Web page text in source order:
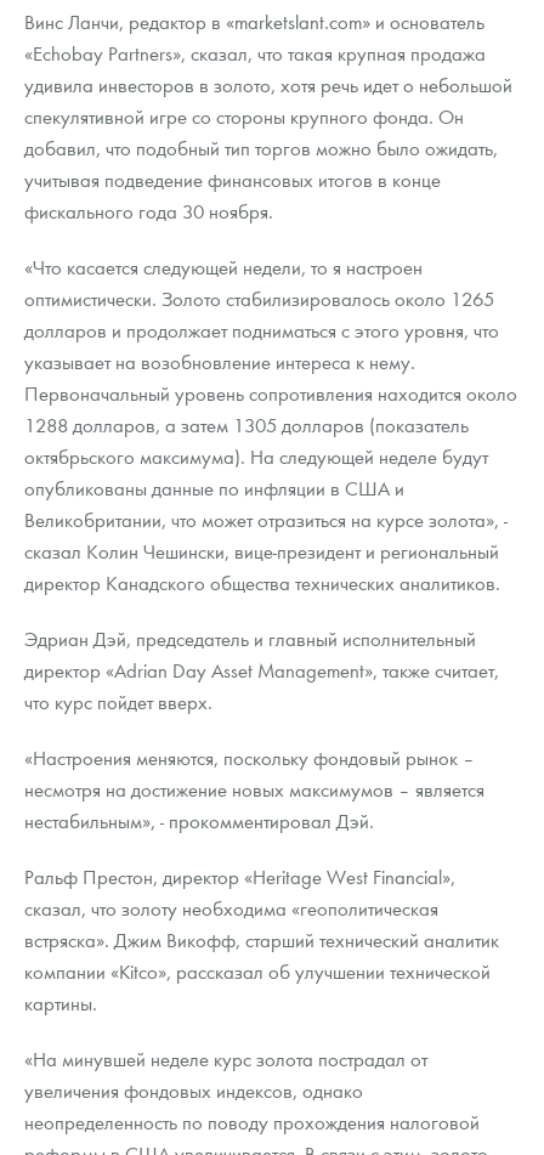
Винс Ланчи, редактор в «marketslant.com» и основатель
«Echobay Partners», сказал, что такая крупная продажа
удивила инвесторов в золото, хотя речь идет о небольшой
спекулятивной игре со стороны крупного фонда. Он
добавил, что подобный тип торгов можно было ожидать,
учитывая подведение финансовых итогов в конце
фискального года 30 ноября.
«Что касается следующей недели, то я настроен
оптимистически. Золото стабилизировалось около 1265
долларов и продолжает подниматься с этого уровня, что
указывает на возобновление интереса к нему.
Первоначальный уровень сопротивления находится около
1288 долларов, а затем 1305 долларов (показатель
октябрьского максимума). На следующей неделе будут
опубликованы данные по инфляции в США и
Великобритании, что может отразиться на курсе золота», -
сказал Колин Чешински, вице-президент и региональный
директор Канадского общества технических аналитиков.
Эдриан Дэй, председатель и главный исполнительный
директор «Adrian Day Asset Management», также считает,
что курс пойдет вверх.
«Настроения меняются, поскольку фондовый рынок –
несмотря на достижение новых максимумов – является
нестабильным», - прокомментировал Дэй.
Ральф Престон, директор «Heritage West Financial»,
сказал, что золоту необходима «геополитическая
встряска». Джим Викофф, старший технический аналитик
компании «Kitco», рассказал об улучшении технической
картины.
«На минувшей неделе курс золота пострадал от
увеличения фондовых индексов, однако
неопределенность по поводу прохождения налоговой